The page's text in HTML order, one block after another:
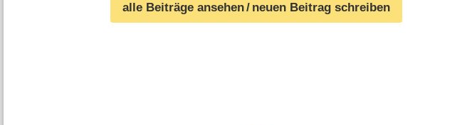
alle Beiträge ansehen/ neuen Beitrag schreiben